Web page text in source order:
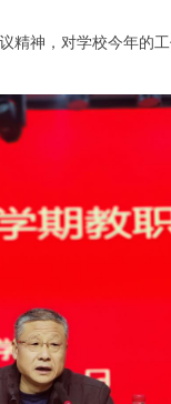
精神，对学校今年的